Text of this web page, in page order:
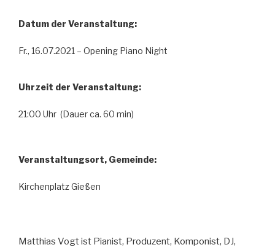
Datum der Veranstaltung:
Fr., 16.07.2021 – Opening Piano Night
Uhrzeit der Veranstaltung:
21:00 Uhr (Dauer ca. 60 min)
Veranstaltungsort, Gemeinde:
Kirchenplatz Gießen
Matthias Vogt ist Pianist, Produzent, Komponist, DJ,